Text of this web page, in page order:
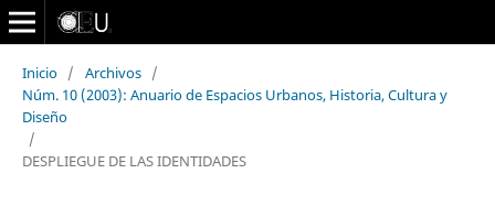
Inicio / Archivos /
Núm. 10 (2003): Anuario de Espacios Urbanos, Historia, Cultura y
Diseño
/
DESPLIEGUE DE LAS IDENTIDADES